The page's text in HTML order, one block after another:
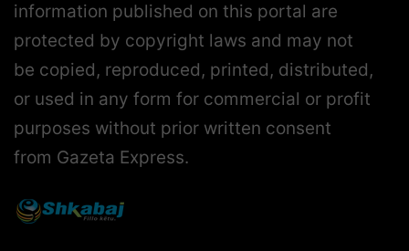
information published on this portal are
protected by copyright laws and may not
be copied, reproduced, printed, distributed,
or used in any form for commercial or profit
purposes without prior written consent
from Gazeta Express.